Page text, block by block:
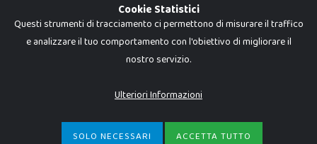
Dadi e Mattoncini è un brand di Giocabene Srl. Ogni riproduzione o utilizzo non
I prezzi e le promozioni pubblicate potrebbero differire da quanto esposto in
P.IVA 02608090425 - REA AN201199 - C.S. 10.000 i.v.
Cookie Statistici
Questi strumenti di tracciamento ci permettono di misurare il traffico
e analizzare il tuo comportamento con l'obiettivo di migliorare il
nostro servizio.
Ulteriori Informazioni
SOLO NECESSARI ACCETTA TUTTO